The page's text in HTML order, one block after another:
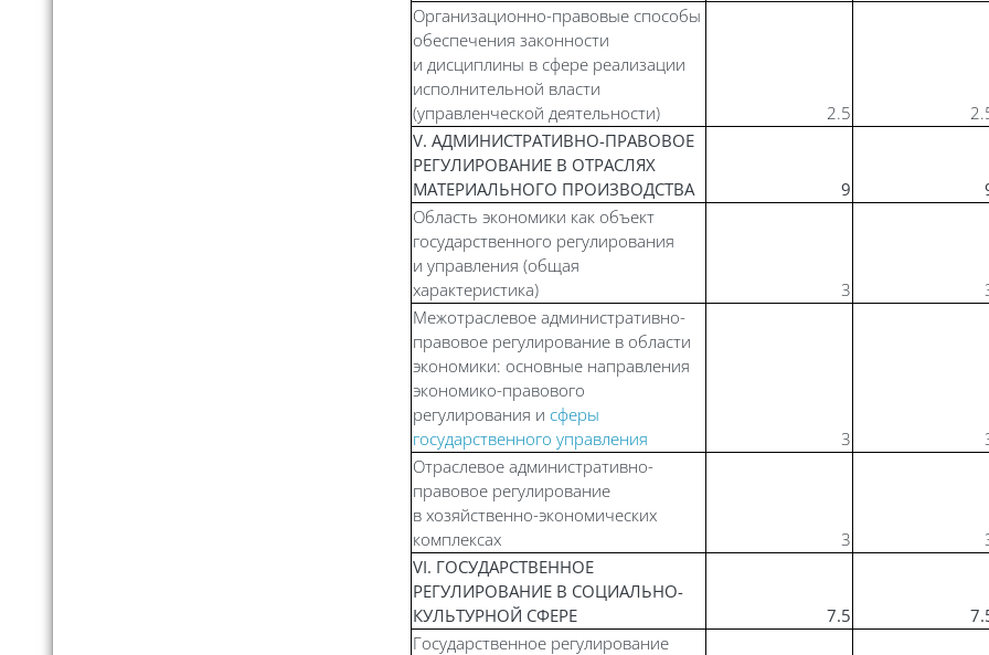
Организационно-правовые способы
обеспечения законности
и дисциплины в сфере реализации
исполнительной власти
(управленческой деятельности)
2.5
V. АДМИНИСТРАТИВНО-ПРАВОВОЕ
РЕГУЛИРОВАНИЕ В ОТРАСЛЯХ
МАТЕРИАЛЬНОГО ПРОИЗВОДСТВА
9
Область экономики как объект
государственного регулирования
и управления (общая
характеристика)
3
Межотраслевое административно-
правовое регулирование в области
экономики: основные направления
экономико-правового
регулирования и сферы
государственного управления
3
Отраслевое административно-
правовое регулирование
в хозяйственно-экономических
комплексах
3
VI. ГОСУДАРСТВЕННОЕ
РЕГУЛИРОВАНИЕ В СОЦИАЛЬНО-
КУЛЬТУРНОЙ СФЕРЕ
7.5
Государственное регулирование